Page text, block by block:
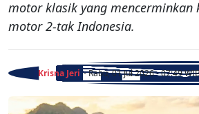
motor klasik yang mencerminkan
motor 2-tak Indonesia.
Krisna Jeri - Rabu, 01 Jul 2026 - 07:49